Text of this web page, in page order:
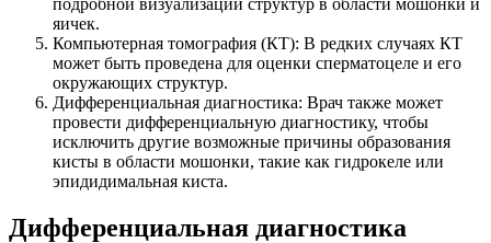
подробной визуализации структур в области мошонки и
яичек.
Компьютерная томография (КТ): В редких случаях КТ
может быть проведена для оценки сперматоцеле и его
окружающих структур.
Дифференциальная диагностика: Врач также может
провести дифференциальную диагностику, чтобы
исключить другие возможные причины образования
кисты в области мошонки, такие как гидрокеле или
эпидидимальная киста.
Дифференциальная диагностика